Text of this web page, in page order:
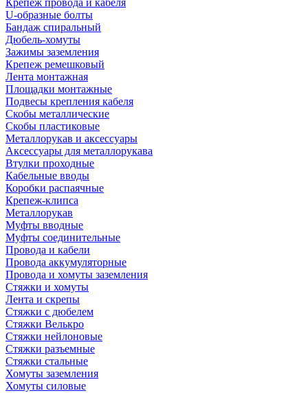
Крепеж провода и кабеля
U-образные болты
Бандаж спиральный
Дюбель-хомуты
Зажимы заземления
Крепеж ремешковый
Лента монтажная
Площадки монтажные
Подвесы крепления кабеля
Скобы металлические
Скобы пластиковые
Металлорукав и аксессуары
Аксессуары для металлорукава
Втулки проходные
Кабельные вводы
Коробки распаячные
Крепеж-клипса
Металлорукав
Муфты вводные
Муфты соединительные
Провода и кабели
Провода аккумуляторные
Провода и хомуты заземления
Стяжки и хомуты
Лента и скрепы
Стяжки c дюбелем
Стяжки Велькро
Стяжки нейлоновые
Стяжки разъемные
Стяжки стальные
Хомуты заземления
Хомуты силовые